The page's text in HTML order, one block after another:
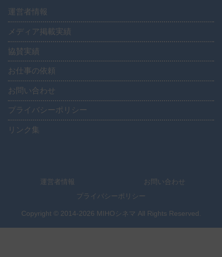
運営者情報
メディア掲載実績
協賛実績
お仕事の依頼
お問い合わせ
プライバシーポリシー
リンク集
運営者情報
お問い合わせ
プライバシーポリシー
Copyright © 2014-2026 MIHOシネマ All Rights Reserved.